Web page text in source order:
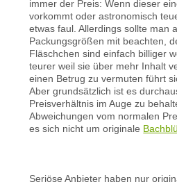
immer der Preis: Wenn dieser
vorkommt oder astronomisch
etwas faul. Allerdings sollte man
Packungsgrößen mit beachten,
Fläschchen sind einfach billiger
teurer weil sie über mehr Inhalt
einen Betrug zu vermuten führt
Aber grundsätzlich ist es
Preisverhältnis im Auge zu
Abweichungen vom normalen
es sich nicht um originale
Seriöse Anbieter haben nur